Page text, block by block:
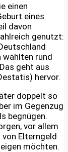
einen
eines
davon
genutzt:
wählten rund
geht aus
hervor.
doppelt so
im Gegenzug
begnügen.
vor allem
Elterngeld
möchten.